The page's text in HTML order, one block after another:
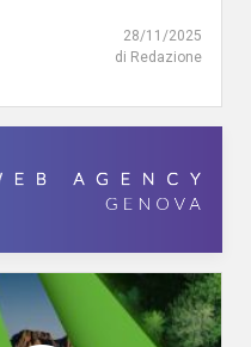
28/11/2025
di Redazione